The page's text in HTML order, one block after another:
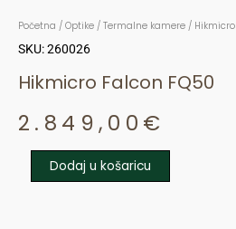
Početna / Optike / Termalne kamere / Hikmicro
SKU: 260026
Hikmicro Falcon FQ50
2.849,00 €
HikmicroDodaj u košaricu